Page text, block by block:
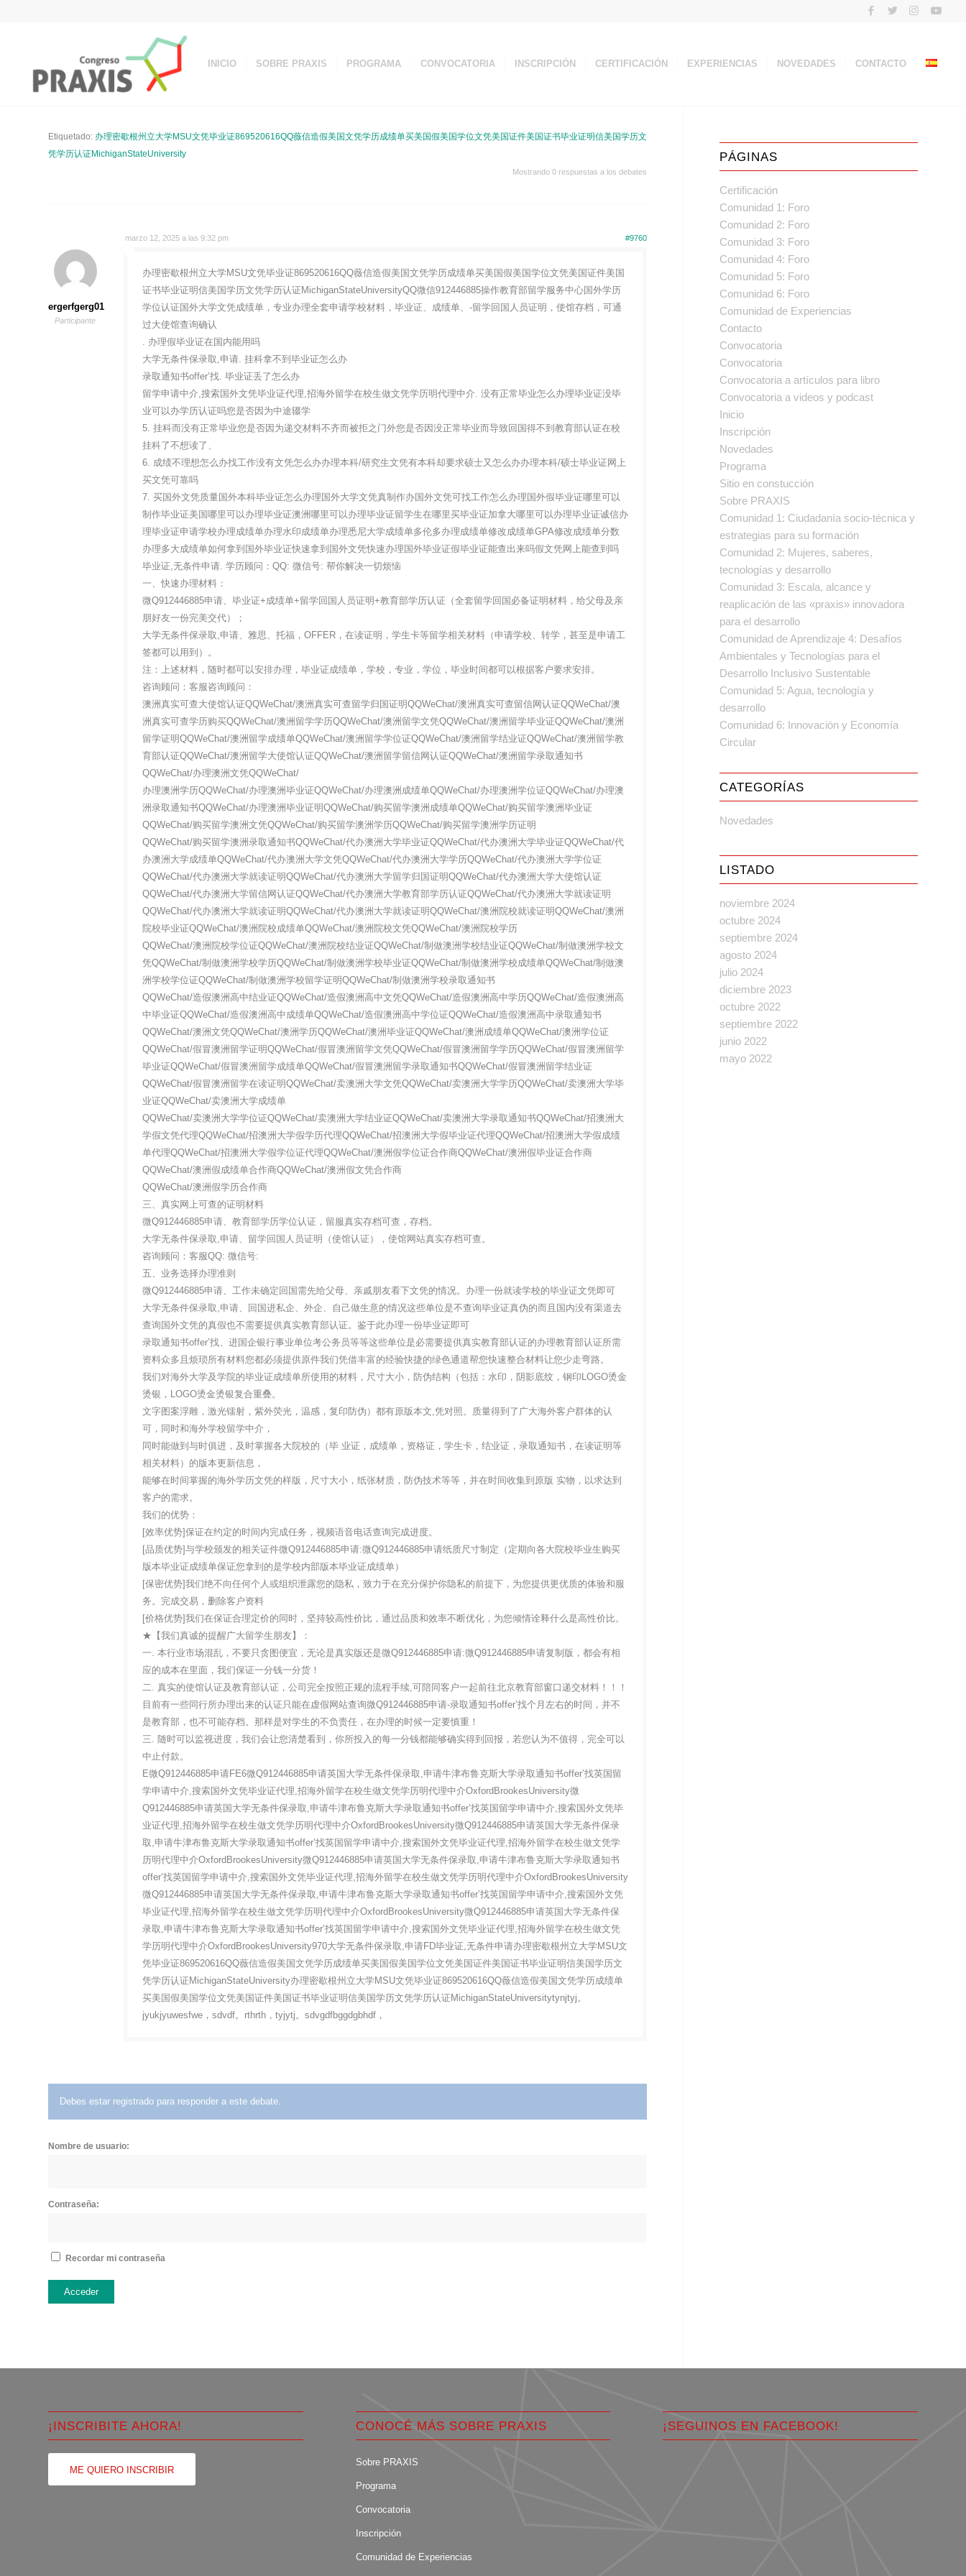
INICIO SOBRE PRAXIS PROGRAMA CONVOCATORIA INSCRIPCIÓN CERTIFICACIÓN EXPERIENCIAS NOVEDADES CONTACTO
Etiquetado: 办理密歇根州立大学MSU文凭毕业证869520616QQ薇信造假美国文凭学历成绩单买美国假美国学位文凭美国证件美国证书毕业证明信美国学历文
凭学历认证MichiganStateUniversity
Mostrando 0 respuestas a los debates
marzo 12, 2025 a las 9:32 pm #9760
ergerfgerg01
Participante
办理密歇根州立大学MSU文凭毕业证869520616QQ薇信造假美国文凭学历成绩单买美国假美国学位文凭美国证件美国
证书毕业证明信美国学历文凭学历认证MichiganStateUniversityQQ微信912446885操作教育部留学服务中心国外学历
学位认证国外大学文凭成绩单，专业办理全套申请学校材料，毕业证、成绩单、-留学回国人员证明，使馆存档，可通
过大使馆查询确认
. 办理假毕业证在国内能用吗
大学无条件保录取,申请. 挂科拿不到毕业证怎么办
录取通知书offer’找. 毕业证丢了怎么办
留学申请中介,搜索国外文凭毕业证代理,招海外留学在校生做文凭学历明代理中介. 没有正常毕业怎么办理毕业证没毕
业可以办学历认证吗您是否因为中途辍学
5. 挂科而没有正常毕业您是否因为递交材料不齐而被拒之门外您是否因没正常毕业而导致回国得不到教育部认证在校
挂科了不想读了、
6. 成绩不理想怎么办找工作没有文凭怎么办办理本科/研究生文凭有本科却要求硕士又怎么办办理本科/硕士毕业证网上
买文凭可靠吗
7. 买国外文凭质量国外本科毕业证怎么办理国外大学文凭真制作办国外文凭可找工作怎么办理国外假毕业证哪里可以
制作毕业证美国哪里可以办理毕业证澳洲哪里可以办理毕业证留学生在哪里买毕业证加拿大哪里可以办理毕业证诚信办
理毕业证申请学校办理成绩单办理水印成绩单办理悉尼大学成绩单多伦多办理成绩单修改成绩单GPA修改成绩单分数
办理多大成绩单如何拿到国外毕业证快速拿到国外文凭快速办理国外毕业证假毕业证能查出来吗假文凭网上能查到吗
毕业证,无条件申请. 学历顾问：QQ: 微信号: 帮你解决一切烦恼
一、快速办理材料：
微Q912446885申请、毕业证+成绩单+留学回国人员证明+教育部学历认证（全套留学回国必备证明材料，给父母及亲
朋好友一份完美交代）；
大学无条件保录取,申请、雅思、托福，OFFER，在读证明，学生卡等留学相关材料（申请学校、转学，甚至是申请工
签都可以用到）。
注：上述材料，随时都可以安排办理，毕业证成绩单，学校，专业，学位，毕业时间都可以根据客户要求安排。
咨询顾问：客服咨询顾问：
澳洲真实可查大使馆认证QQWeChat/澳洲真实可查留学归国证明QQWeChat/澳洲真实可查留信网认证QQWeChat/澳
洲真实可查学历购买QQWeChat/澳洲留学学历QQWeChat/澳洲留学文凭QQWeChat/澳洲留学毕业证QQWeChat/澳洲
留学证明QQWeChat/澳洲留学成绩单QQWeChat/澳洲留学学位证QQWeChat/澳洲留学结业证QQWeChat/澳洲留学教
育部认证QQWeChat/澳洲留学大使馆认证QQWeChat/澳洲留学留信网认证QQWeChat/澳洲留学录取通知书
QQWeChat/办理澳洲文凭QQWeChat/
办理澳洲学历QQWeChat/办理澳洲毕业证QQWeChat/办理澳洲成绩单QQWeChat/办理澳洲学位证QQWeChat/办理澳
洲录取通知书QQWeChat/办理澳洲毕业证明QQWeChat/购买留学澳洲成绩单QQWeChat/购买留学澳洲毕业证
QQWeChat/购买留学澳洲文凭QQWeChat/购买留学澳洲学历QQWeChat/购买留学澳洲学历证明
QQWeChat/购买留学澳洲录取通知书QQWeChat/代办澳洲大学毕业证QQWeChat/代办澳洲大学毕业证QQWeChat/代
办澳洲大学成绩单QQWeChat/代办澳洲大学文凭QQWeChat/代办澳洲大学学历QQWeChat/代办澳洲大学学位证
QQWeChat/代办澳洲大学就读证明QQWeChat/代办澳洲大学留学归国证明QQWeChat/代办澳洲大学大使馆认证
QQWeChat/代办澳洲大学留信网认证QQWeChat/代办澳洲大学教育部学历认证QQWeChat/代办澳洲大学就读证明
QQWeChat/代办澳洲大学就读证明QQWeChat/代办澳洲大学就读证明QQWeChat/澳洲院校就读证明QQWeChat/澳洲
院校毕业证QQWeChat/澳洲院校成绩单QQWeChat/澳洲院校文凭QQWeChat/澳洲院校学历
QQWeChat/澳洲院校学位证QQWeChat/澳洲院校结业证QQWeChat/制做澳洲学校结业证QQWeChat/制做澳洲学校文
凭QQWeChat/制做澳洲学校学历QQWeChat/制做澳洲学校毕业证QQWeChat/制做澳洲学校成绩单QQWeChat/制做澳
洲学校学位证QQWeChat/制做澳洲学校留学证明QQWeChat/制做澳洲学校录取通知书
QQWeChat/造假澳洲高中结业证QQWeChat/造假澳洲高中文凭QQWeChat/造假澳洲高中学历QQWeChat/造假澳洲高
中毕业证QQWeChat/造假澳洲高中成绩单QQWeChat/造假澳洲高中学位证QQWeChat/造假澳洲高中录取通知书
QQWeChat/澳洲文凭QQWeChat/澳洲学历QQWeChat/澳洲毕业证QQWeChat/澳洲成绩单QQWeChat/澳洲学位证
QQWeChat/假冒澳洲留学证明QQWeChat/假冒澳洲留学文凭QQWeChat/假冒澳洲留学学历QQWeChat/假冒澳洲留学
毕业证QQWeChat/假冒澳洲留学成绩单QQWeChat/假冒澳洲留学录取通知书QQWeChat/假冒澳洲留学结业证
QQWeChat/假冒澳洲留学在读证明QQWeChat/卖澳洲大学文凭QQWeChat/卖澳洲大学学历QQWeChat/卖澳洲大学毕
业证QQWeChat/卖澳洲大学成绩单
QQWeChat/卖澳洲大学学位证QQWeChat/卖澳洲大学结业证QQWeChat/卖澳洲大学录取通知书QQWeChat/招澳洲大
学假文凭代理QQWeChat/招澳洲大学假学历代理QQWeChat/招澳洲大学假毕业证代理QQWeChat/招澳洲大学假成绩
单代理QQWeChat/招澳洲大学假学位证代理QQWeChat/澳洲假学位证合作商QQWeChat/澳洲假毕业证合作商
QQWeChat/澳洲假成绩单合作商QQWeChat/澳洲假文凭合作商
QQWeChat/澳洲假学历合作商
三、真实网上可查的证明材料
微Q912446885申请、教育部学历学位认证，留服真实存档可查，存档。
大学无条件保录取,申请、留学回国人员证明（使馆认证），使馆网站真实存档可查。
咨询顾问：客服QQ: 微信号:
五、业务选择办理准则
微Q912446885申请、工作未确定回国需先给父母、亲戚朋友看下文凭的情况。办理一份就读学校的毕业证文凭即可
大学无条件保录取,申请、回国进私企、外企、自己做生意的情况这些单位是不查询毕业证真伪的而且国内没有渠道去
查询国外文凭的真假也不需要提供真实教育部认证。鉴于此办理一份毕业证即可
录取通知书offer’找、进国企银行事业单位考公务员等等这些单位是必需要提供真实教育部认证的办理教育部认证所需
资料众多且烦琐所有材料您都必须提供原件我们凭借丰富的经验快捷的绿色通道帮您快速整合材料让您少走弯路。
我们对海外大学及学院的毕业证成绩单所使用的材料，尺寸大小，防伪结构（包括：水印，阴影底纹，钢印LOGO烫金
烫银，LOGO烫金烫银复合重叠。
文字图案浮雕，激光镭射，紫外荧光，温感，复印防伪）都有原版本文,凭对照。质量得到了广大海外客户群体的认
可，同时和海外学校留学中介，
同时能做到与时俱进，及时掌握各大院校的（毕 业证，成绩单，资格证，学生卡，结业证，录取通知书，在读证明等
相关材料）的版本更新信息，
能够在时间掌握的海外学历文凭的样版，尺寸大小，纸张材质，防伪技术等等，并在时间收集到原版 实物，以求达到
客户的需求。
我们的优势：
[效率优势]保证在约定的时间内完成任务，视频语音电话查询完成进度。
[品质优势]与学校颁发的相关证件微Q912446885申请:微Q912446885申请纸质尺寸制定（定期向各大院校毕业生购买
版本毕业证成绩单保证您拿到的是学校内部版本毕业证成绩单）
[保密优势]我们绝不向任何个人或组织泄露您的隐私，致力于在充分保护你隐私的前提下，为您提供更优质的体验和服
务。完成交易，删除客户资料
[价格优势]我们在保证合理定价的同时，坚持较高性价比，通过品质和效率不断优化，为您倾情诠释什么是高性价比。
★【我们真诚的提醒广大留学生朋友】：
一. 本行业市场混乱，不要只贪图便宜，无论是真实版还是微Q912446885申请:微Q912446885申请复制版，都会有相
应的成本在里面，我们保证一分钱一分货！
二. 真实的使馆认证及教育部认证，公司完全按照正规的流程手续,可陪同客户一起前往北京教育部窗口递交材料！！！
目前有一些同行所办理出来的认证只能在虚假网站查询微Q912446885申请-录取通知书offer’找个月左右的时间，并不
是教育部，也不可能存档。那样是对学生的不负责任，在办理的时候一定要慎重！
三. 随时可以监视进度，我们会让您清楚看到，你所投入的每一分钱都能够确实得到回报，若您认为不值得，完全可以
中止付款。
E微Q912446885申请FE6微Q912446885申请英国大学无条件保录取,申请牛津布鲁克斯大学录取通知书offer’找英国留
学申请中介,搜索国外文凭毕业证代理,招海外留学在校生做文凭学历明代理中介OxfordBrookesUniversity微
Q912446885申请英国大学无条件保录取,申请牛津布鲁克斯大学录取通知书offer’找英国留学申请中介,搜索国外文凭毕
业证代理,招海外留学在校生做文凭学历明代理中介OxfordBrookesUniversity微Q912446885申请英国大学无条件保录
取,申请牛津布鲁克斯大学录取通知书offer’找英国留学申请中介,搜索国外文凭毕业证代理,招海外留学在校生做文凭学
历明代理中介OxfordBrookesUniversity微Q912446885申请英国大学无条件保录取,申请牛津布鲁克斯大学录取通知书
offer’找英国留学申请中介,搜索国外文凭毕业证代理,招海外留学在校生做文凭学历明代理中介OxfordBrookesUniversity
微Q912446885申请英国大学无条件保录取,申请牛津布鲁克斯大学录取通知书offer’找英国留学申请中介,搜索国外文凭
毕业证代理,招海外留学在校生做文凭学历明代理中介OxfordBrookesUniversity微Q912446885申请英国大学无条件保
录取,申请牛津布鲁克斯大学录取通知书offer’找英国留学申请中介,搜索国外文凭毕业证代理,招海外留学在校生做文凭
学历明代理中介OxfordBrookesUniversity970大学无条件保录取,申请FD毕业证,无条件申请办理密歇根州立大学MSU文
凭毕业证869520616QQ薇信造假美国文凭学历成绩单买美国假美国学位文凭美国证件美国证书毕业证明信美国学历文
凭学历认证MichiganStateUniversity办理密歇根州立大学MSU文凭毕业证869520616QQ薇信造假美国文凭学历成绩单
买美国假美国学位文凭美国证件美国证书毕业证明信美国学历文凭学历认证MichiganStateUniversitytynjtyj。
jyukjyuwesfwe，sdvdf。rthrth，tyjytj。sdvgdfbggdgbhdf，
Debes estar registrado para responder a este debate.
Nombre de usuario:
Contraseña:
Recordar mi contraseña
Acceder
PÁGINAS
Certificación
Comunidad 1: Foro
Comunidad 2: Foro
Comunidad 3: Foro
Comunidad 4: Foro
Comunidad 5: Foro
Comunidad 6: Foro
Comunidad de Experiencias
Contacto
Convocatoria
Convocatoria
Convocatoria a artículos para libro
Convocatoria a videos y podcast
Inicio
Inscripción
Novedades
Programa
Sitio en constucción
Sobre PRAXIS
Comunidad 1: Ciudadanía socio-técnica y
estrategias para su formación
Comunidad 2: Mujeres, saberes,
tecnologías y desarrollo
Comunidad 3: Escala, alcance y
reaplicación de las «praxis» innovadora
para el desarrollo
Comunidad de Aprendizaje 4: Desafíos
Ambientales y Tecnologías para el
Desarrollo Inclusivo Sustentable
Comunidad 5: Agua, tecnología y
desarrollo
Comunidad 6: Innovación y Economía
Circular
CATEGORÍAS
Novedades
LISTADO
noviembre 2024
octubre 2024
septiembre 2024
agosto 2024
julio 2024
diciembre 2023
octubre 2022
septiembre 2022
junio 2022
mayo 2022
¡INSCRIBITE AHORA!
ME QUIERO INSCRIBIR
CONOCÉ MÁS SOBRE PRAXIS
Sobre PRAXIS
Programa
Convocatoria
Inscripción
Comunidad de Experiencias
¡SEGUINOS EN FACEBOOK!